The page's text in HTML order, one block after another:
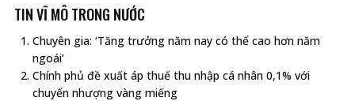
TIN VĨ MÔ TRONG NƯỚC
Chuyên gia: ‘Tăng trưởng năm nay có thể cao hơn năm
ngoái’
Chính phủ đề xuất áp thuế thu nhập cá nhân 0,1% với
chuyển nhượng vàng miếng